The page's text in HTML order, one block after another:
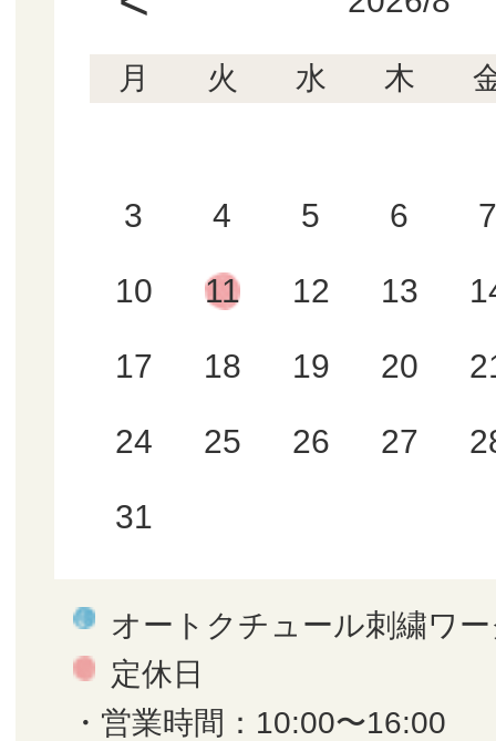
月 火 水 木
3 4 5 6 7
10 11 12 13
17 18 19 20
24 25 26 27
31
オートクチュール刺繍ワ
定休日
・営業時間：10:00〜16:00